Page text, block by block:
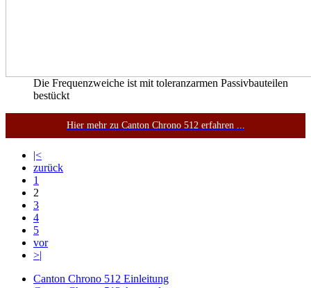
Die Frequenzweiche ist mit toleranzarmen Passivbauteilen
bestückt
Hier mehr zu Canton Chrono 512 erfahren ...
|<
zurück
1
2
3
4
5
vor
>|
Canton Chrono 512 Einleitung